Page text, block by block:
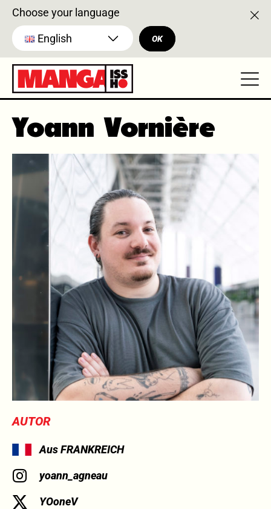
Choose your language
English OK
Yoann Vornière
AUTOR
Aus FRANKREICH
yoann_agneau
YOoneV